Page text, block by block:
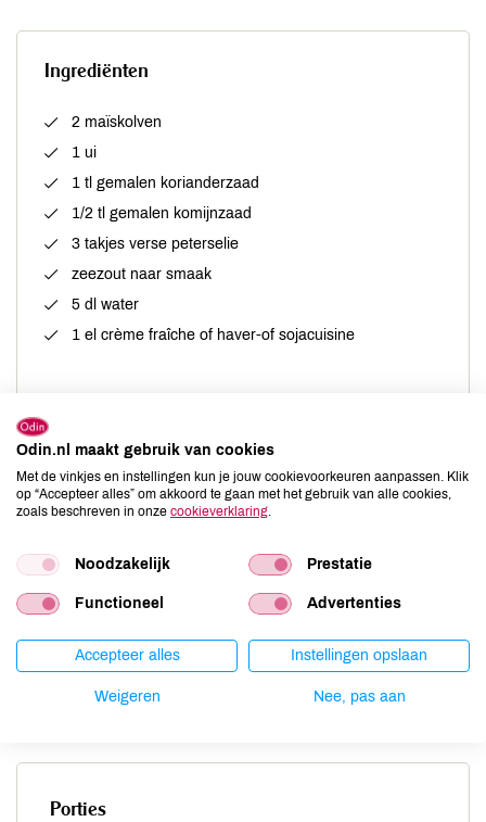
Ingrediënten
2 maïskolven
1 ui
1 tl gemalen korianderzaad
1/2 tl gemalen komijnzaad
3 takjes verse peterselie
zeezout naar smaak
5 dl water
1 el crème fraîche of haver-of sojacuisine
Blad van de maïskolven halen. Water aan de kook brengen,
maïskolven met draden toevoegen en 20 minuten laten koken.
Kolven uit het kookvocht scheppen en laten afkoelen. Draden
verwijderen. Met een puntig mesje 1 rij korrels (overlangs) van de
drukken. Uien schillen. Onder- en bovenkantje wegsnijden. Ui op
een weggesneden kant neer zetten en halveren. Beide helften
plat op de snijplank leggen en met de lijnen van de ui mee in nog
eens 4 partjes snijden. Uirokken van elkaar duwen en fruiten in
olie op een laag vuur totdat de ui glazig is. Peterselie fijn hakken.
De dunne takjes zijn ook lekker. Maïskorrels, ui, kruiden en crème
Porties
Odin.nl maakt gebruik van cookies
Met de vinkjes en instellingen kun je jouw cookievoorkeuren aanpassen. Klik
op “Accepteer alles” om akkoord te gaan met het gebruik van alle cookies,
zoals beschreven in onze cookieverklaring
Noodzakelijk Prestatie
Functioneel Advertenties
Accepteer alles Instellingen opslaan
Weigeren Nee, pas aan